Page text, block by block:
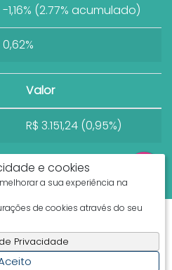
e cookies
a sua experiência na
de cookies através do seu
Privacidade
-1,16% (2.77% acumulado)
0,62%
Valor
R$ 3.151,24 (0,95%)
Imobiliária